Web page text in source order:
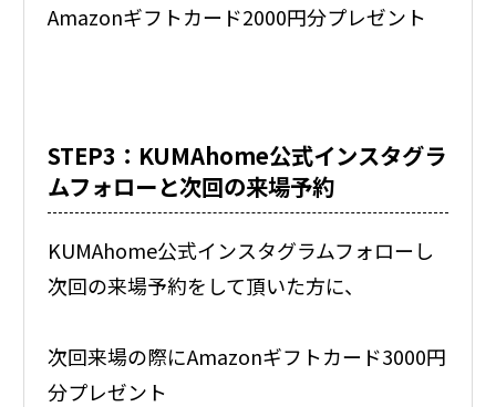
Amazonギフトカード2000円分プレゼント
STEP3：KUMAhome公式インスタグラ
ムフォローと次回の来場予約
KUMAhome公式インスタグラムフォローし
次回の来場予約をして頂いた方に、
次回来場の際にAmazonギフトカード3000円
分プレゼント